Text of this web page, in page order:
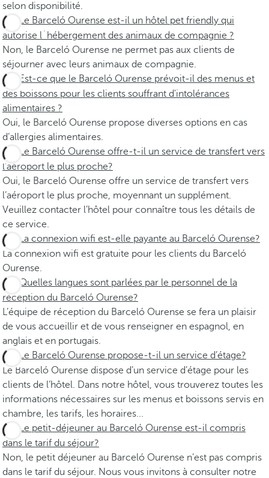
selon disponibilité.
Le Barceló Ourense est-il un hôtel pet friendly qui
autorise l´hébergement des animaux de compagnie ?
Non, le Barceló Ourense ne permet pas aux clients de
séjourner avec leurs animaux de compagnie.
Est-ce que le Barceló Ourense prévoit-il des menus et
des boissons pour les clients souffrant d'intolérances
alimentaires ?
Oui, le Barceló Ourense propose diverses options en cas
d’allergies alimentaires.
Le Barceló Ourense offre-t-il un service de transfert vers
l’aéroport le plus proche?
Oui, le Barceló Ourense offre un service de transfert vers
l’aéroport le plus proche, moyennant un supplément.
Veuillez contacter l’hôtel pour connaître tous les détails de
ce service.
La connexion wifi est-elle payante au Barceló Ourense?
La connexion wifi est gratuite pour les clients du Barceló
Ourense.
Quelles langues sont parlées par le personnel de la
réception du Barceló Ourense?
L’équipe de réception du Barceló Ourense se fera un plaisir
de vous accueillir et de vous renseigner en espagnol, en
anglais et en portugais.
Le Barceló Ourense propose-t-il un service d’étage?
Le Barceló Ourense dispose d’un service d’étage pour les
clients de l’hôtel. Dans notre hôtel, vous trouverez toutes les
informations nécessaires sur les menus et boissons servis en
chambre, les tarifs, les horaires...
Le petit-déjeuner au Barceló Ourense est-il compris
dans le tarif du séjour?
Non, le petit déjeuner au Barceló Ourense n’est pas compris
dans le tarif du séjour. Nous vous invitons à consulter notre